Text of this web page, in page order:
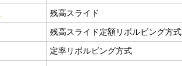
残高スライド
残高スライド定額リボルビング方式
定率リボルビング方式